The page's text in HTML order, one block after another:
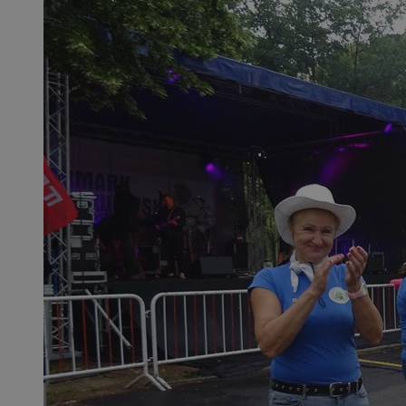
SessID
QeSessID
MvSessID
__cf_bm
suid
INGRESSCOOKIE
euds